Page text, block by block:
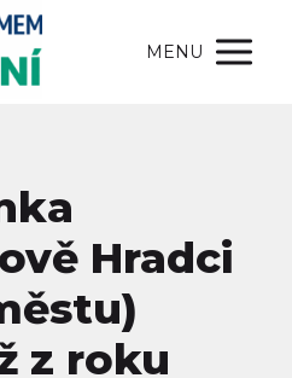
MENU
Hradci
z roku